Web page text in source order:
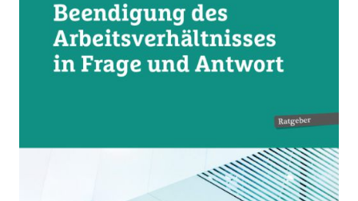
Antwort
Zur Wunschliste hinzufügen
09.03.2026
106 Seiten